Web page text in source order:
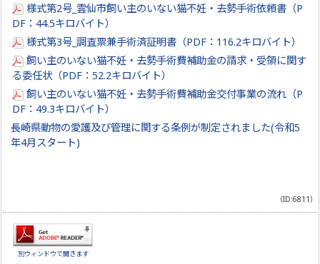
様式第2号_雲仙市飼い主のいない猫不妊・去勢手術依頼書（P
DF：44.5キロバイト）
様式第3号_調査票兼手術済証明書（PDF：116.2キロバイト）
飼い主のいない猫不妊・去勢手術費補助金の請求・受領に関す
る委任状（PDF：52.2キロバイト）
飼い主のいない猫不妊・去勢手術費補助金交付事業の流れ（P
DF：49.3キロバイト）
長崎県動物の愛護及び管理に関する条例が制定されました(令和5
年4月スタート)
（ID:6811）
別ウィンドウで開きます